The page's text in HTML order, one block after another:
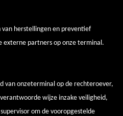
herstellingen en preventief
externe partners op onze terminal.
van onzeterminal op de rechteroever,
wijze inzake veiligheid,
om de vooropgestelde